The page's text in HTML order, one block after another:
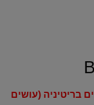
בריטיניה (עושים